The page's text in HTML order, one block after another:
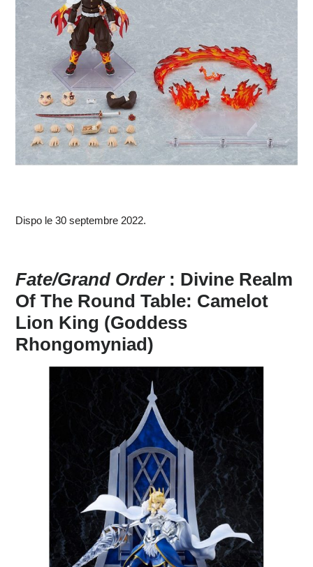
Dispo le 30 septembre 2022.
Fate/Grand Order: Divine Realm
Of The Round Table: Camelot
Lion King (Goddess
Rhongomyniad)